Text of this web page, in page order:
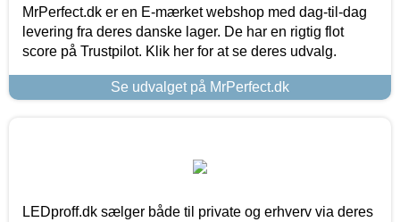
MrPerfect.dk er en E-mærket webshop med dag-til-dag
levering fra deres danske lager. De har en rigtig flot
score på Trustpilot. Klik her for at se deres udvalg.
Se udvalget på MrPerfect.dk
LEDproff.dk sælger både til private og erhverv via deres